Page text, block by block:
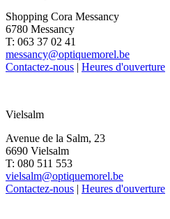
Shopping Cora Messancy
6780 Messancy
T: 063 37 02 41
messancy@optiquemorel.be
Contactez-nous | Heures d'ouverture
Vielsalm
Avenue de la Salm, 23
6690 Vielsalm
T: 080 511 553
vielsalm@optiquemorel.be
Contactez-nous | Heures d'ouverture